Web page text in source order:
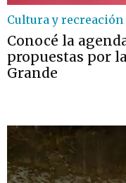
Cultura y recreación
Conocé la
propuestas por
Grande